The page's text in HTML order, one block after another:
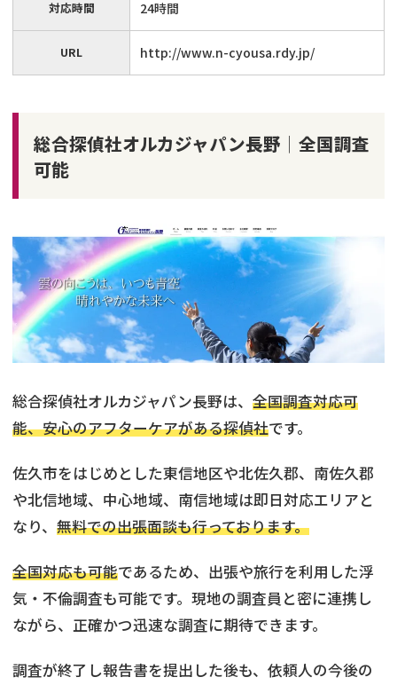
対応時間 24時間
URL http://www.n-cyousa.rdy.jp/
総合探偵社オルカジャパン長野│全国調査
可能
総合探偵社オルカジャパン長野は、 全国調査対応可
能、安心のアフターケアがある探偵社です。
佐久市をはじめとした東信地区や北佐久郡、南佐久郡
や北信地域、中心地域、南信地域は即日対応エリアと
なり、 無料での出張面談も行っております。
全国対応も可能であるため、出張や旅行を利用した浮
気・不倫調査も可能です。現地の調査員と密に連携し
ながら、正確かつ迅速な調査に期待できます。
調査が終了し報告書を提出した後も、依頼人の今後の